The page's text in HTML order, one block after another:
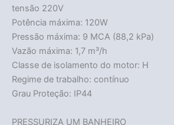
tensão 220V
Potência máxima: 120W
Pressão máxima: 9 MCA (88,2 kPa)
Vazão máxima: 1,7 m³/h
Classe de isolamento do motor: H
Regime de trabalho: contínuo
Grau Proteção: IP44
PRESSURIZA UM BANHEIRO